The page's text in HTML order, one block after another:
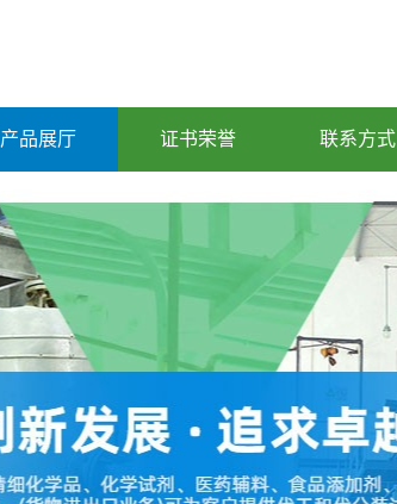
产品展厅 证书荣誉 联系方式